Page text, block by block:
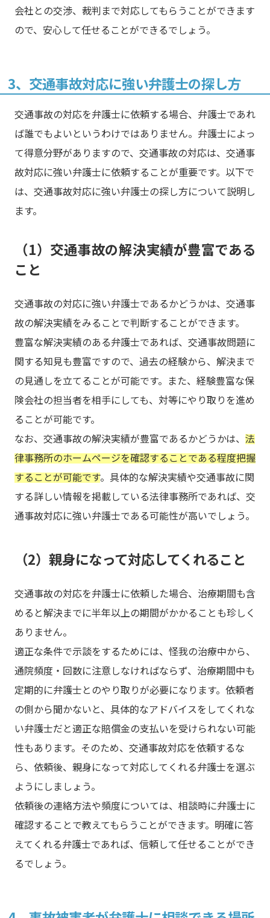
会社との交渉、裁判まで対応してもらうことができます
ので、安心して任せることができるでしょう。
3、交通事故対応に強い弁護士の探し方
交通事故の対応を弁護士に依頼する場合、弁護士であれ
ば誰でもよいというわけではありません。弁護士によっ
て得意分野がありますので、交通事故の対応は、交通事
故対応に強い弁護士に依頼することが重要です。以下で
は、交通事故対応に強い弁護士の探し方について説明し
ます。
（1）交通事故の解決実績が豊富である
こと
交通事故の対応に強い弁護士であるかどうかは、交通事
故の解決実績をみることで判断することができます。
豊富な解決実績のある弁護士であれば、交通事故問題に
関する知見も豊富ですので、過去の経験から、解決まで
の見通しを立てることが可能です。また、経験豊富な保
険会社の担当者を相手にしても、対等にやり取りを進め
ることが可能です。
なお、交通事故の解決実績が豊富であるかどうかは、 法
律事務所のホームページを確認することである程度把握
することが可能です。具体的な解決実績や交通事故に関
する詳しい情報を掲載している法律事務所であれば、交
通事故対応に強い弁護士である可能性が高いでしょう。
（2）親身になって対応してくれること
交通事故の対応を弁護士に依頼した場合、治療期間も含
めると解決までに半年以上の期間がかかることも珍しく
ありません。
適正な条件で示談をするためには、怪我の治療中から、
通院頻度・回数に注意しなければならず、治療期間中も
定期的に弁護士とのやり取りが必要になります。依頼者
の側から聞かないと、具体的なアドバイスをしてくれな
い弁護士だと適正な賠償金の支払いを受けられない可能
性もあります。そのため、交通事故対応を依頼するな
ら、依頼後、親身になって対応してくれる弁護士を選ぶ
ようにしましょう。
依頼後の連絡方法や頻度については、相談時に弁護士に
確認することで教えてもらうことができます。明確に答
えてくれる弁護士であれば、信頼して任せることができ
るでしょう。